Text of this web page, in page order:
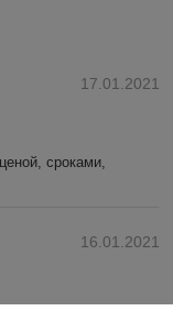
17.01.2021
сроками,
16.01.2021